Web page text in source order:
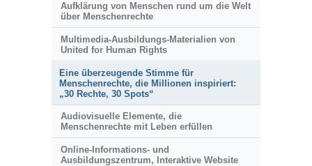
Aufklärung von Menschen rund um die Welt
über Menschenrechte
Multimedia-Ausbildungs-Materialien von
United for Human Rights
Eine überzeugende Stimme für
Menschenrechte, die Millionen inspiriert:
„30 Rechte, 30 Spots“
Audiovisuelle Elemente, die
Menschenrechte mit Leben erfüllen
Online-Informations- und
Ausbildungszentrum, Interaktive Website